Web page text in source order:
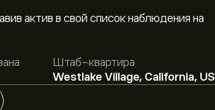
актив в свой список наблюдения на
Штаб-квартира
Westlake Village, California, US
Investment Trust составляет 9.45‎$‎.
прогнозы и целевые цены от